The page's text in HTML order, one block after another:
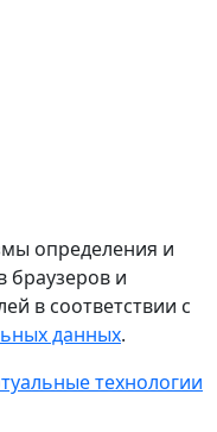
определения и
браузеров и
в соответствии с
данных.
технологии